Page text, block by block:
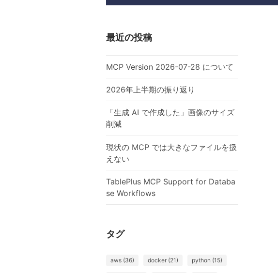
最近の投稿
MCP Version 2026-07-28 について
2026年上半期の振り返り
「生成 AI で作成した」画像のサイズ
削減
現状の MCP では大きなファイルを扱
えない
TablePlus MCP Support for Databa
se Workflows
タグ
aws (36) docker (21) python (15)